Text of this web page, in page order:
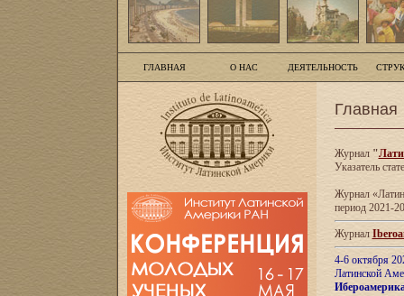
ГЛАВНАЯ О НАС ДЕЯТЕЛЬНОСТЬ
Главная
Журнал"
Указатель
Журнал
период 2021-
Журнал
4-6 октября
Латинской